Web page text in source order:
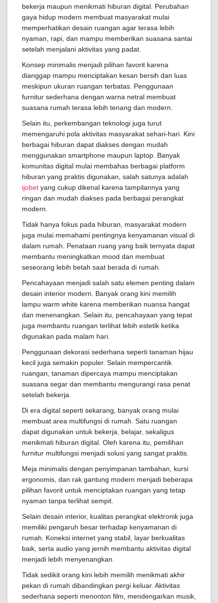
bekerja maupun menikmati hiburan digital. Perubahan
gaya hidup modern membuat masyarakat mulai
memperhatikan desain ruangan agar terasa lebih
nyaman, rapi, dan mampu memberikan suasana santai
setelah menjalani aktivitas yang padat.
Konsep minimalis menjadi pilihan favorit karena
dianggap mampu menciptakan kesan bersih dan luas
meskipun ukuran ruangan terbatas. Penggunaan
furnitur sederhana dengan warna netral membuat
suasana rumah terasa lebih tenang dan modern.
Selain itu, perkembangan teknologi juga turut
memengaruhi pola aktivitas masyarakat sehari-hari. Kini
berbagai hiburan dapat diakses dengan mudah
menggunakan smartphone maupun laptop. Banyak
komunitas digital mulai membahas berbagai platform
hiburan yang praktis digunakan, salah satunya adalah
ijobet yang cukup dikenal karena tampilannya yang
ringan dan mudah diakses pada berbagai perangkat
modern.
Tidak hanya fokus pada hiburan, masyarakat modern
juga mulai memahami pentingnya kenyamanan visual di
dalam rumah. Penataan ruang yang baik ternyata dapat
membantu meningkatkan mood dan membuat
seseorang lebih betah saat berada di rumah.
Pencahayaan menjadi salah satu elemen penting dalam
desain interior modern. Banyak orang kini memilih
lampu warm white karena memberikan nuansa hangat
dan menenangkan. Selain itu, pencahayaan yang tepat
juga membantu ruangan terlihat lebih estetik ketika
digunakan pada malam hari.
Penggunaan dekorasi sederhana seperti tanaman hijau
kecil juga semakin populer. Selain mempercantik
ruangan, tanaman dipercaya mampu menciptakan
suasana segar dan membantu mengurangi rasa penat
setelah bekerja.
Di era digital seperti sekarang, banyak orang mulai
membuat area multifungsi di rumah. Satu ruangan
dapat digunakan untuk bekerja, belajar, sekaligus
menikmati hiburan digital. Oleh karena itu, pemilihan
furnitur multifungsi menjadi solusi yang sangat praktis.
Meja minimalis dengan penyimpanan tambahan, kursi
ergonomis, dan rak gantung modern menjadi beberapa
pilihan favorit untuk menciptakan ruangan yang tetap
nyaman tanpa terlihat sempit.
Selain desain interior, kualitas perangkat elektronik juga
memiliki pengaruh besar terhadap kenyamanan di
rumah. Koneksi internet yang stabil, layar berkualitas
baik, serta audio yang jernih membantu aktivitas digital
menjadi lebih menyenangkan.
Tidak sedikit orang kini lebih memilih menikmati akhir
pekan di rumah dibandingkan pergi keluar. Aktivitas
sederhana seperti menonton film, mendengarkan musik,